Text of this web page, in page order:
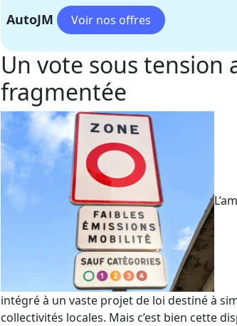
AutoJM
Un vote sous tension
fragmentée
intégré à un vaste projet de loi destiné à
collectivités locales. Mais c’est bien cette